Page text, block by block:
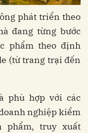
phát triển theo
đang từng bước
phẩm theo định
(từ trang trại đến
phù hợp với các
nghiệp kiểm
phẩm, truy xuất